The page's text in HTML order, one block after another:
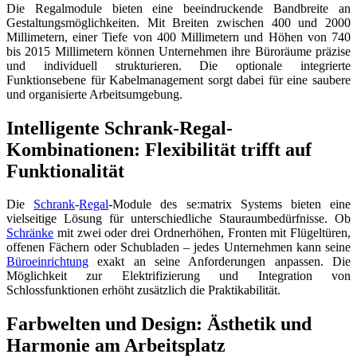
Die Regalmodule bieten eine beeindruckende Bandbreite an
Gestaltungsmöglichkeiten. Mit Breiten zwischen 400 und 2000
Millimetern, einer Tiefe von 400 Millimetern und Höhen von 740
bis 2015 Millimetern können Unternehmen ihre Büroräume präzise
und individuell strukturieren. Die optionale integrierte
Funktionsebene für Kabelmanagement sorgt dabei für eine saubere
und organisierte Arbeitsumgebung.
Intelligente Schrank-Regal-
Kombinationen: Flexibilität trifft auf
Funktionalität
Die Schrank-Regal-Module des se:matrix Systems bieten eine
vielseitige Lösung für unterschiedliche Stauraumbedürfnisse. Ob
Schränke mit zwei oder drei Ordnerhöhen, Fronten mit Flügeltüren,
offenen Fächern oder Schubladen – jedes Unternehmen kann seine
Büroeinrichtung exakt an seine Anforderungen anpassen. Die
Möglichkeit zur Elektrifizierung und Integration von
Schlossfunktionen erhöht zusätzlich die Praktikabilität.
Farbwelten und Design: Ästhetik und
Harmonie am Arbeitsplatz